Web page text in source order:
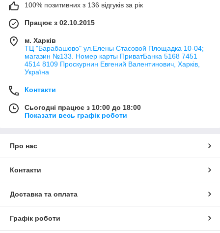
100% позитивних з 136 відгуків за рік
Працює з 02.10.2015
м. Харків
ТЦ "Барабашово" ул.Елены Стасовой Площадка 10-04;
магазин №133. Номер карты ПриватБанка 5168 7451
4514 8109 Проскурнин Евгений Валентинович, Харків,
Україна
Контакти
Сьогодні працює з 10:00 до 18:00
Показати весь графік роботи
Про нас
Контакти
Доставка та оплата
Графік роботи